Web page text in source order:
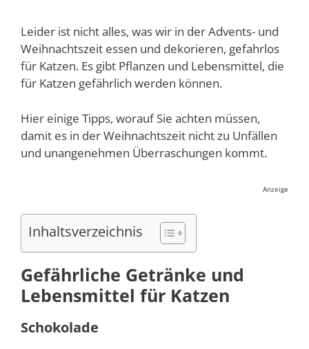
Leider ist nicht alles, was wir in der Advents- und
Weihnachtszeit essen und dekorieren, gefahrlos
für Katzen. Es gibt Pflanzen und Lebensmittel, die
für Katzen gefährlich werden können.
Hier einige Tipps, worauf Sie achten müssen,
damit es in der Weihnachtszeit nicht zu Unfällen
und unangenehmen Überraschungen kommt.
Anzeige
Inhaltsverzeichnis
Gefährliche Getränke und
Lebensmittel für Katzen
Schokolade